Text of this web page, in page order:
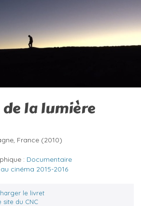
la lumière
France (2010)
: Documentaire
cinéma 2015-2016
le livret
site du CNC